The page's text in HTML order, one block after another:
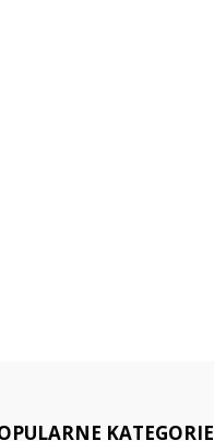
KATEGORIE